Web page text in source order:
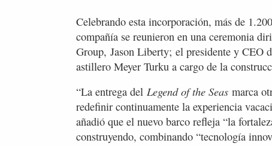
Celebrando esta incorporación, más de
compañía se reunieron en una ceremonia
Group, Jason Liberty; el presidente y CEO
astillero Meyer Turku a cargo de la
“La entrega del Legend of the Seas marca
redefinir continuamente la experiencia
añadió que el nuevo barco refleja “la
construyendo, combinando “tecnología